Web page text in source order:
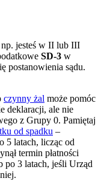
np. jesteś w II lub III
SD-3 w
postanowienia sądu.
czynny żal może pomóc
deklaracji, ale nie
z Grupy 0. Pamiętaj
od spadku –
5 latach, licząc od
termin płatności
po 3 latach, jeśli Urząd